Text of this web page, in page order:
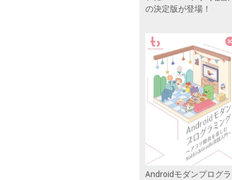
の決定版が登場！
Androidモダンプログラ